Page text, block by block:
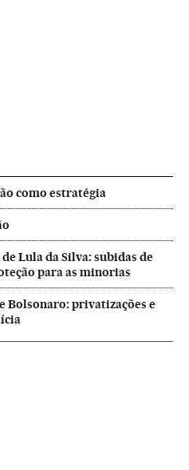
como estratégia
Lula da Silva: subidas de
para as minorias
Bolsonaro: privatizações e